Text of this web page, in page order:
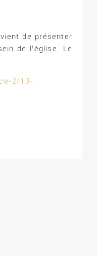
de présenter
de l’église. Le
2/13-